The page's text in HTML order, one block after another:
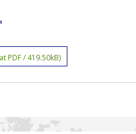
PDF / 419.50kB)